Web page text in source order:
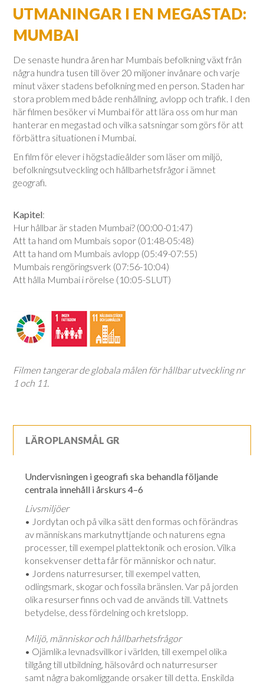
UTMANINGAR I EN MEGASTAD:
MUMBAI
De senaste hundra åren har Mumbais befolkning växt från
några hundra tusen till över 20 miljoner invånare och varje
minut växer stadens befolkning med en person. Staden har
stora problem med både renhållning, avlopp och trafik. I den
här filmen besöker vi Mumbai för att lära oss om hur man
hanterar en megastad och vilka satsningar som görs för att
förbättra situationen i Mumbai.
En film för elever i högstadieålder som läser om miljö,
befolkningsutveckling och hållbarhetsfrågor i ämnet
geografi.
Kapitel:
Hur hållbar är staden Mumbai? (00:00-01:47)
Att ta hand om Mumbais sopor (01:48-05:48)
Att ta hand om Mumbais avlopp (05:49-07:55)
Mumbais rengöringsverk (07:56-10:04)
Att hålla Mumbai i rörelse (10:05-SLUT)
Filmen tangerar de globala målen för hållbar utveckling nr
1 och 11.
LÄROPLANSMÅL GR
Undervisningen i geografi ska behandla följande
centrala innehåll i årskurs 4–6
Livsmiljöer
• Jordytan och på vilka sätt den formas och förändras
av människans markutnyttjande och naturens egna
processer, till exempel plattektonik och erosion. Vilka
konsekvenser detta får för människor och natur.
• Jordens naturresurser, till exempel vatten,
odlingsmark, skogar och fossila bränslen. Var på jorden
olika resurser finns och vad de används till. Vattnets
betydelse, dess fördelning och kretslopp.
Miljö, människor och hållbarhetsfrågor
• Ojämlika levnadsvillkor i världen, till exempel olika
tillgång till utbildning, hälsovård och naturresurser
samt några bakomliggande orsaker till detta. Enskilda